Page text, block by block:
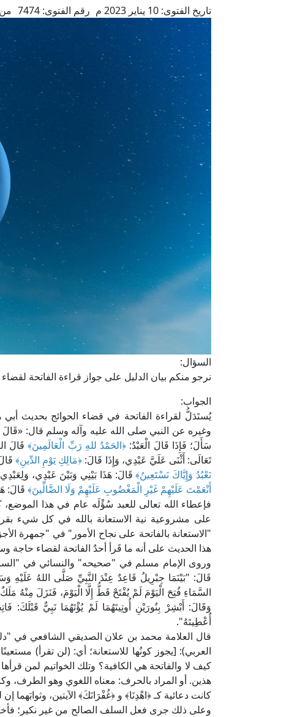
تاريخ الفتوى: رقم الفتوى: 7474
السؤال:
نرجو منكم بيان الدليل على جواز قراءة الفاتحة لقضاء
الجواب:
يُستَدَلُّ لقراءة الفاتحة في قضاء الحوائج بحديث
وغيره عن النبي صلى الله عليه وآله وسلم قال:
سَأَلَ؛ فَإِذَا قَالَ الْعَبْدُ: ﴿الحَمْدُ للهِ رَبِّ الْعَالَمِينَ﴾قَالَ
تَعَالَى: أَثْنَى عَلَيَّ عَبْدِي، وَإِذَا قَالَ: ﴿مَالِكِ يَوْمِ الدِّينِ﴾
نَعْبُدُ وَإِيَّاكَ نَسْتَعِينُ﴾قَالَ: هَذَا بَيْنِي وَبَيْنَ عَبْدِي،
أَنْعَمْتَ عَلَيْهِمْ غَيْرِ الْمَغْضُوبِ عَلَيْهِمْ وَلَا الضَّالِّينَ﴾ قَالَ:
فإعطاء الله تعالى للعبد سُؤْلَه عام في هذا
على مشروعية نية الاستعانة بالله في كل شيء
هذا الحديث على أنه ما قَرأ أحدٌ الفاتحة لقضاء حاجة
وروى الإمام مسلم في "صحيحه" والنسائي في
قَالَ: "بَيْنَمَا جِبْرِيلُ قَاعِدٌ عِنْدَ النَّبِيِّ صَلَّى اللهُ
السَّمَاءِ فُتِحَ الْيَوْمَ لَمْ يُفْتَحْ قَطُّ إِلَّا الْيَوْمَ، فَنَزَلَ مِنْهُ
وَقَالَ: أَبْشِرْ بِنُورَيْنِ أُوتِيتَهُمَا لَمْ يُؤْتَهُمَا نَبِيٌّ قَبْلَكَ:
أُعْطِيتَهُ".
العربي): [يجوز كونُها للاستعانة؛ أي: (لن تقرأ)
كيف لا والفاتحة هي الكافية؟ وتلك الخواتيم لمن
هذين. أو المراد بالحرف: معناه اللغوي وهو
كانت دعائية كـ ﴿اهْدِنَا﴾ و ﴿غُفْرَانَكَ﴾ الآيتين،
وعلى ذلك جرى فعل السلف الصالح من غير نكير؛